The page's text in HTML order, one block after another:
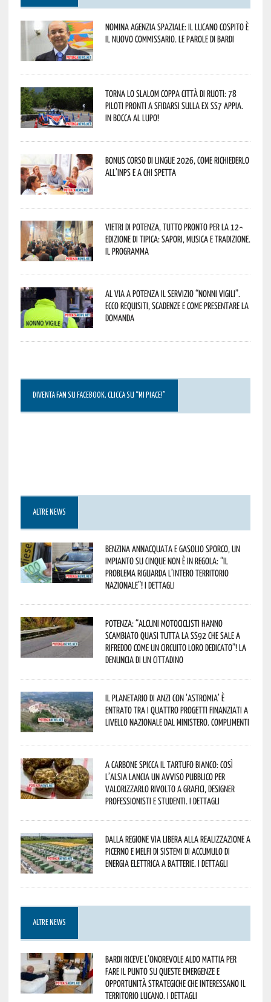
Nomina Agenzia Spaziale: il lucano Cospito è
il nuovo commissario. Le parole di Bardi
Torna lo Slalom Coppa Città di Ruoti: 78
piloti pronti a sfidarsi sulla ex SS7 Appia.
In bocca al lupo!
Bonus corso di lingue 2026, come richiederlo
all’INPS e a chi spetta
Vietri di Potenza, tutto pronto per la 12^
Edizione di Tipica: sapori, musica e tradizione.
Il programma
Al via a Potenza il servizio “Nonni Vigili”.
Ecco requisiti, scadenze e come presentare la
domanda
DIVENTA FAN SU FACEBOOK, CLICCA SU “MI PIACE!”
ALTRE NEWS
Benzina annacquata e gasolio sporco, un
impianto su cinque non è in regola: “il
problema riguarda l’intero territorio
Nazionale”! I dettagli
Potenza: “alcuni motociclisti hanno
scambiato quasi tutta la SS92 che sale a
Rifreddo come un circuito loro dedicato”! La
denuncia di un cittadino
Il Planetario di Anzi con ‘Astromia’ è
entrato tra i quattro progetti finanziati a
livello nazionale dal Ministero. Complimenti
A Carbone spicca il tartufo bianco: così
l’Alsia lancia un avviso pubblico per
valorizzarlo rivolto a grafici, designer
professionisti e studenti. I dettagli
Dalla Regione via libera alla realizzazione a
Picerno e Melfi di sistemi di accumulo di
energia elettrica a batterie. I dettagli
ALTRE NEWS
Bardi riceve l’onorevole Aldo Mattia per
fare il punto su queste emergenze e
opportunità strategiche che interessano il
territorio lucano. I dettagli